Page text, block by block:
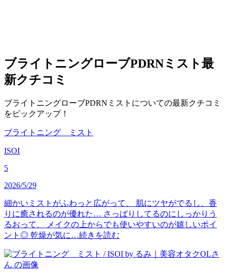
ブライトニングローブPDRNミスト最
新クチコミ
ブライトニングローブPDRNミストについての最新クチコミ
をピックアップ！
ブライトニング ミスト
ISOI
5
2026/5/29
細かいミストがふわっと広がって、 肌にツヤがでるし、香
りに癒されるのが優れた… さっぱりしてるのにしっかりう
るおって、 メイクの上からでも使いやすいのが嬉しいポイ
ント◎ 乾燥が気に…続きを読む